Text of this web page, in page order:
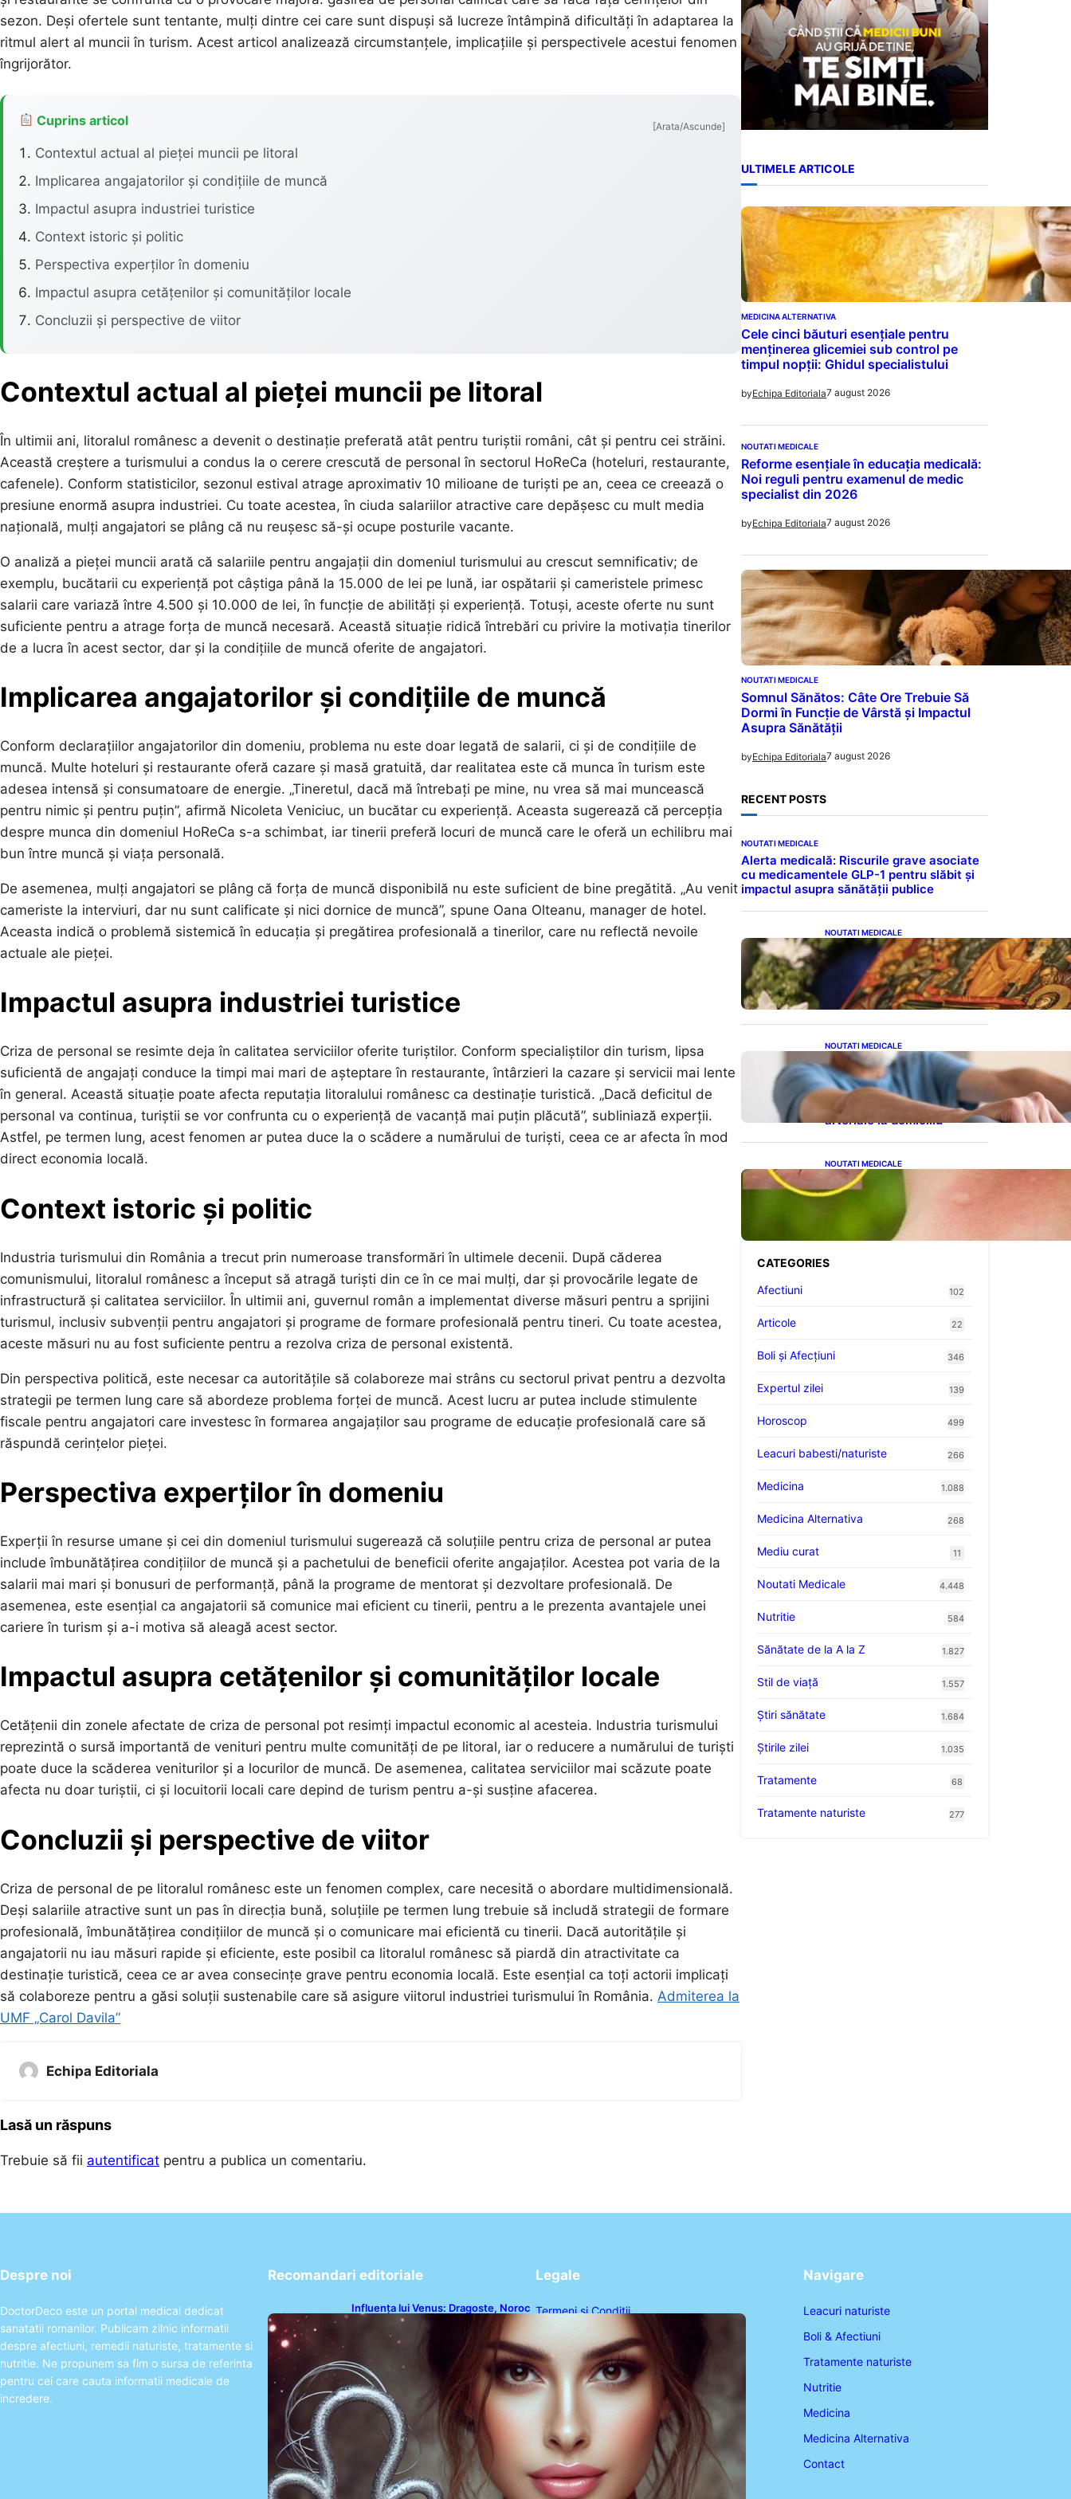
sezon. Deși ofertele sunt tentante, mulți dintre cei care sunt dispuși să lucreze întâmpină dificultăți în adaptarea la
ritmul alert al muncii în turism. Acest articol analizează circumstanțele, implicațiile și perspectivele acestui fenomen
îngrijorător.
Cuprins articol [Arata/Ascunde]
Contextul actual al pieței muncii pe litoral
Implicarea angajatorilor și condițiile de muncă
Impactul asupra industriei turistice
Context istoric și politic
Perspectiva experților în domeniu
Impactul asupra cetățenilor și comunităților locale
Concluzii și perspective de viitor
Contextul actual al pieței muncii pe litoral
În ultimii ani, litoralul românesc a devenit o destinație preferată atât pentru turiștii români, cât și pentru cei străini.
Această creștere a turismului a condus la o cerere crescută de personal în sectorul HoReCa (hoteluri, restaurante,
cafenele). Conform statisticilor, sezonul estival atrage aproximativ 10 milioane de turiști pe an, ceea ce creează o
presiune enormă asupra industriei. Cu toate acestea, în ciuda salariilor atractive care depășesc cu mult media
națională, mulți angajatori se plâng că nu reușesc să-și ocupe posturile vacante.
O analiză a pieței muncii arată că salariile pentru angajații din domeniul turismului au crescut semnificativ; de
exemplu, bucătarii cu experiență pot câștiga până la 15.000 de lei pe lună, iar ospătarii și cameristele primesc
salarii care variază între 4.500 și 10.000 de lei, în funcție de abilități și experiență. Totuși, aceste oferte nu sunt
suficiente pentru a atrage forța de muncă necesară. Această situație ridică întrebări cu privire la motivația tinerilor
de a lucra în acest sector, dar și la condițiile de muncă oferite de angajatori.
Implicarea angajatorilor și condițiile de muncă
Conform declarațiilor angajatorilor din domeniu, problema nu este doar legată de salarii, ci și de condițiile de
muncă. Multe hoteluri și restaurante oferă cazare și masă gratuită, dar realitatea este că munca în turism este
adesea intensă și consumatoare de energie. „Tineretul, dacă mă întrebați pe mine, nu vrea să mai muncească
pentru nimic și pentru puțin”, afirmă Nicoleta Veniciuc, un bucătar cu experiență. Aceasta sugerează că percepția
despre munca din domeniul HoReCa s-a schimbat, iar tinerii preferă locuri de muncă care le oferă un echilibru mai
bun între muncă și viața personală.
De asemenea, mulți angajatori se plâng că forța de muncă disponibilă nu este suficient de bine pregătită. „Au venit
cameriste la interviuri, dar nu sunt calificate și nici dornice de muncă”, spune Oana Olteanu, manager de hotel.
Aceasta indică o problemă sistemică în educația și pregătirea profesională a tinerilor, care nu reflectă nevoile
actuale ale pieței.
Impactul asupra industriei turistice
Criza de personal se resimte deja în calitatea serviciilor oferite turiștilor. Conform specialiștilor din turism, lipsa
suficientă de angajați conduce la timpi mai mari de așteptare în restaurante, întârzieri la cazare și servicii mai lente
în general. Această situație poate afecta reputația litoralului românesc ca destinație turistică. „Dacă deficitul de
personal va continua, turiștii se vor confrunta cu o experiență de vacanță mai puțin plăcută”, subliniază experții.
Astfel, pe termen lung, acest fenomen ar putea duce la o scădere a numărului de turiști, ceea ce ar afecta în mod
direct economia locală.
Context istoric și politic
Industria turismului din România a trecut prin numeroase transformări în ultimele decenii. După căderea
comunismului, litoralul românesc a început să atragă turiști din ce în ce mai mulți, dar și provocările legate de
infrastructură și calitatea serviciilor. În ultimii ani, guvernul român a implementat diverse măsuri pentru a sprijini
turismul, inclusiv subvenții pentru angajatori și programe de formare profesională pentru tineri. Cu toate acestea,
aceste măsuri nu au fost suficiente pentru a rezolva criza de personal existentă.
Din perspectiva politică, este necesar ca autoritățile să colaboreze mai strâns cu sectorul privat pentru a dezvolta
strategii pe termen lung care să abordeze problema forței de muncă. Acest lucru ar putea include stimulente
fiscale pentru angajatori care investesc în formarea angajaților sau programe de educație profesională care să
răspundă cerințelor pieței.
Perspectiva experților în domeniu
Experții în resurse umane și cei din domeniul turismului sugerează că soluțiile pentru criza de personal ar putea
include îmbunătățirea condițiilor de muncă și a pachetului de beneficii oferite angajaților. Acestea pot varia de la
salarii mai mari și bonusuri de performanță, până la programe de mentorat și dezvoltare profesională. De
asemenea, este esențial ca angajatorii să comunice mai eficient cu tinerii, pentru a le prezenta avantajele unei
cariere în turism și a-i motiva să aleagă acest sector.
Impactul asupra cetățenilor și comunităților locale
Cetățenii din zonele afectate de criza de personal pot resimți impactul economic al acesteia. Industria turismului
reprezintă o sursă importantă de venituri pentru multe comunități de pe litoral, iar o reducere a numărului de turiști
poate duce la scăderea veniturilor și a locurilor de muncă. De asemenea, calitatea serviciilor mai scăzute poate
afecta nu doar turiștii, ci și locuitorii locali care depind de turism pentru a-și susține afacerea.
Concluzii și perspective de viitor
Criza de personal de pe litoralul românesc este un fenomen complex, care necesită o abordare multidimensională.
Deși salariile atractive sunt un pas în direcția bună, soluțiile pe termen lung trebuie să includă strategii de formare
profesională, îmbunătățirea condițiilor de muncă și o comunicare mai eficientă cu tinerii. Dacă autoritățile și
angajatorii nu iau măsuri rapide și eficiente, este posibil ca litoralul românesc să piardă din atractivitate ca
destinație turistică, ceea ce ar avea consecințe grave pentru economia locală. Este esențial ca toți actorii implicați
să colaboreze pentru a găsi soluții sustenabile care să asigure viitorul industriei turismului în România. Admiterea la
UMF „Carol Davila”
Echipa Editoriala
Lasă un răspuns
Trebuie să fii autentificat pentru a publica un comentariu.
ULTIMELE ARTICOLE
MEDICINA ALTERNATIVA
Cele cinci băuturi esențiale pentru
menținerea glicemiei sub control pe
timpul nopții: Ghidul specialistului
byEchipa Editoriala7 august 2026
NOUTATI MEDICALE
Reforme esențiale în educația medicală:
Noi reguli pentru examenul de medic
specialist din 2026
byEchipa Editoriala7 august 2026
NOUTATI MEDICALE
Somnul Sănătos: Câte Ore Trebuie Să
Dormi în Funcție de Vârstă și Impactul
Asupra Sănătății
byEchipa Editoriala7 august 2026
RECENT POSTS
NOUTATI MEDICALE
Alerta medicală: Riscurile grave asociate
cu medicamentele GLP-1 pentru slăbit și
impactul asupra sănătății publice
NOUTATI MEDICALE
Postul Adormirii Maicii
Domnului: Tradiții,
Superstiții și Implicații
Spiritualitate în 2026
NOUTATI MEDICALE
Îmbunătățirea sănătății
cardiovasculare: Patru
exerciții simple pentru
reducerea tensiunii
arteriale la domiciliu
NOUTATI MEDICALE
Cum bacteriile pielii
influențează atracția
țânțarilor: O nouă viziune
asupra alegerii victimelor
CATEGORIES
Afectiuni
102
Articole 22
Boli și Afecțiuni 346
Expertul zilei 139
Horoscop 499
Leacuri babesti/naturiste 266
Medicina 1.088
Medicina Alternativa 268
Mediu curat 11
Noutati Medicale 4.448
Nutritie 584
Sănătate de la A la Z 1.827
Stil de viaţă 1.557
Ştiri sănătate 1.684
Știrile zilei 1.035
Tratamente 68
Tratamente naturiste 277
Despre noi
DoctorDeco este un portal medical dedicat
sanatatii romanilor. Publicam zilnic informatii
despre afectiuni, remedii naturiste, tratamente si
nutritie. Ne propunem sa fim o sursa de referinta
pentru cei care cauta informatii medicale de
incredere.
Recomandari editoriale
Influența lui Venus: Dragoste, Noroc
și Oportunități pentru Tauri și Balanțe
în Weekendul 8-9 August
Legale
Termeni și Condiții
Politica de Confidențialitate
Politica de Cookies
Disclaimer
Contact
Navigare
Leacuri naturiste
Boli & Afectiuni
Tratamente naturiste
Nutritie
Medicina
Medicina Alternativa
Contact